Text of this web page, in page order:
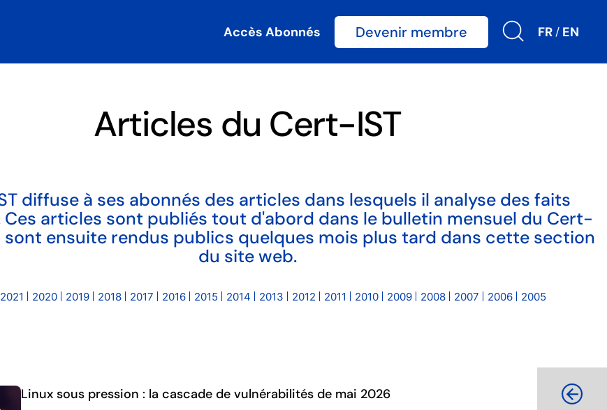
Accès Abonnés Devenir membre FR / EN
Articles du Cert-IST
diffuse à ses abonnés des articles dans lesquels il analyse des faits
articles sont publiés tout d'abord dans le bulletin mensuel du Cert-
sont ensuite rendus publics quelques mois plus tard dans cette section
du site web.
2021 2020 2019 2018 2017 2016 2015 2014 2013 2012 2011 2010 2009 2008 2007 2006 2005
Linux sous pression : la cascade de vulnérabilités de mai 2026